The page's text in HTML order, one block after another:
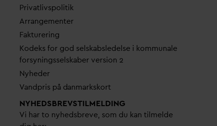
Privatlivspolitik
Arrangementer
Fakturering
Kodeks for god selskabsledelse i kommunale
forsyningsselskaber version 2
Nyheder
Vandpris på danmarkskort
NYHEDSBREVS­TILMELDING
Vi har to nyhedsbreve, som du kan tilmelde